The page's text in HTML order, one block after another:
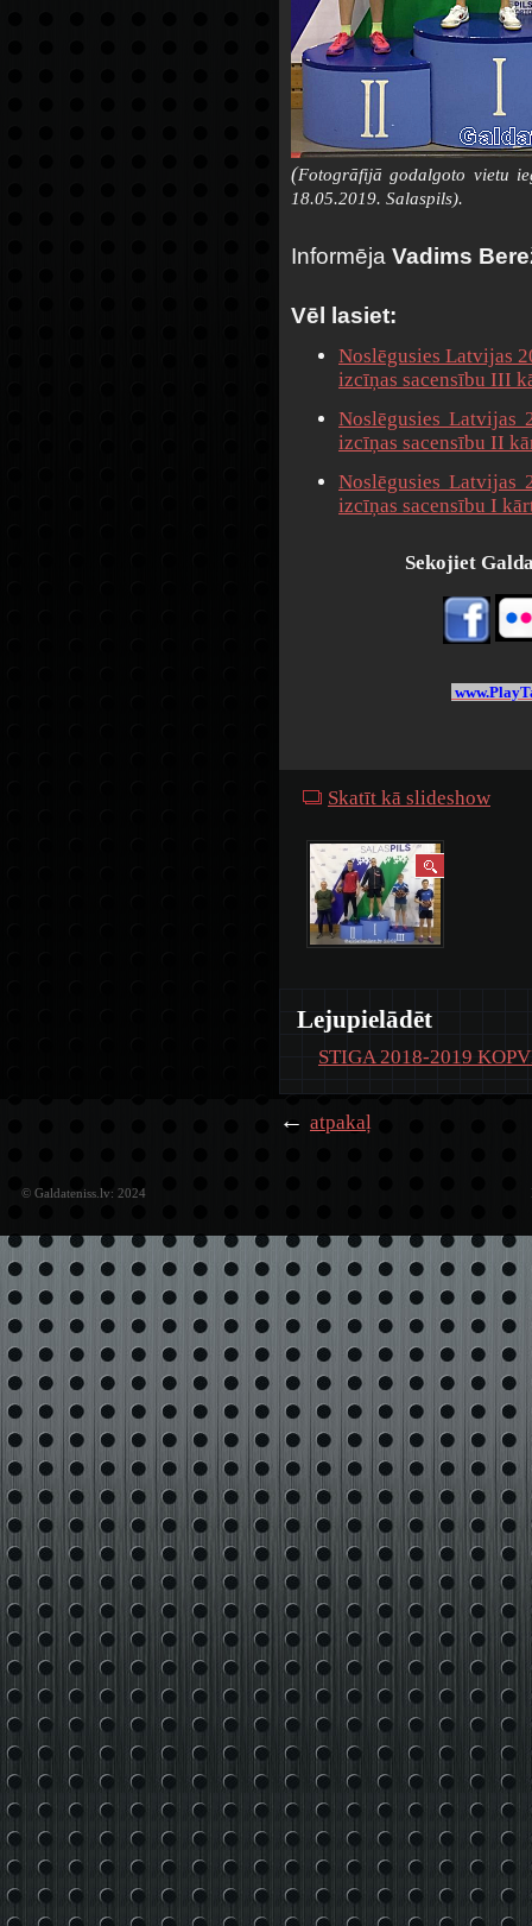
(Fotogrāfijā godalgoto vietu
18.05.2019. Salaspils).
Informēja Vadims
Vēl lasiet:
Noslēgusies Latvijas
izcīņas sacensību III
Noslēgusies Latvijas
izcīņas sacensību II
Noslēgusies Latvijas
izcīņas sacensību I
Sekojiet
Skatīt kā slideshow
Lejupielādēt
STIGA 2018-2019
← atpakaļ
© Galdateniss.lv: 2024